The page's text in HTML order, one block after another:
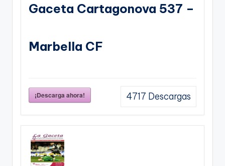
Gaceta Cartagonova 537 –
Marbella CF
¡Descarga ahora! 4717 Descargas